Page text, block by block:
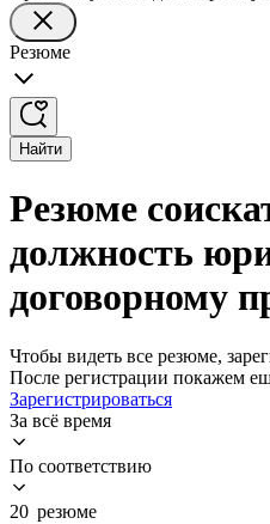
Резюме
Найти
Резюме
должность
договорному
Чтобы видеть все резюме,
После регистрации покажем
Зарегистрироваться
За всё время
По соответствию
20 резюме